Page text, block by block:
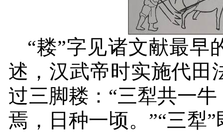
“耧”字见诸文献最早
述，汉武帝时实施代田
过三脚耧： “三犁共一
焉，日种一顷。 ”“三犁